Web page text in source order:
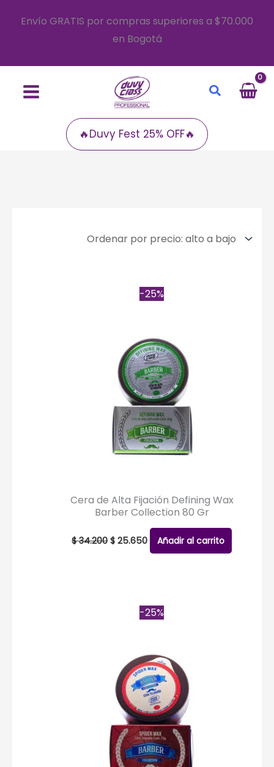
Envío GRATIS por compras superiores a $70.000
en Bogotá
Buscar
🔥Duvy Fest 25% OFF🔥
-25%
Cera de Alta Fijación Defining Wax
Barber Collection 80 Gr
$34.200 precio
$ 25.650
El
precio
actual
Añadir al carrito
-25%